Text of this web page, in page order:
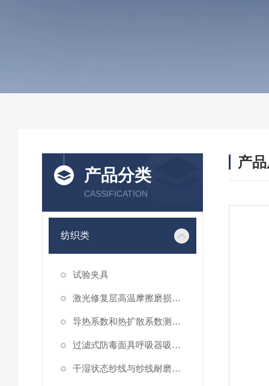
产品分类
CASSIFICATION
纺织类
试验夹具
激光修复层高温摩擦磨损性能试验仪
导热系数和热扩散系数测定仪
过滤式防毒面具呼吸器吸附系数测定仪
干湿状态纱线与纱线耐磨性试验仪
产